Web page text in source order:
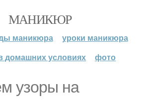
МАНИКЮР
маникюра
уроки маникюра
домашних условиях
фото
узоры на